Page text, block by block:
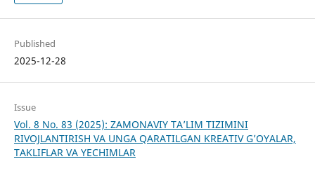
Published
2025-12-28
Issue
Vol. 8 No. 83 (2025): ZAMONAVIY TA’LIM TIZIMINI
RIVOJLANTIRISH VA UNGA QARATILGAN KREATIV G’OYALAR,
TAKLIFLAR VA YECHIMLAR